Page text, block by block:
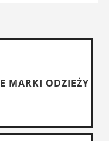
MARKI ODZIEŻY